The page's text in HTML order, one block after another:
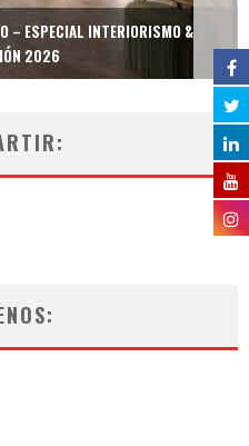
– ESPECIAL INTERIORISMO &
2026